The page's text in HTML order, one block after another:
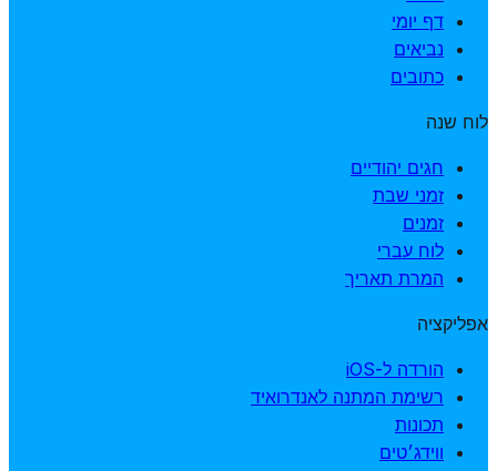
דף יומי
נביאים
כתובים
לוח שנה
חגים יהודיים
זמני שבת
זמנים
לוח עברי
המרת תאריך
אפליקציה
הורדה ל-iOS
רשימת המתנה לאנדרואיד
תכונות
ווידג׳טים